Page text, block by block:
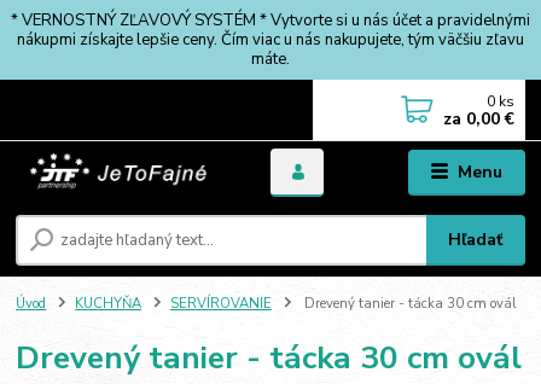
* VERNOSTNÝ ZĽAVOVÝ SYSTÉM * Vytvorte si u nás účet a pravidelnými
nákupmi získajte lepšie ceny. Čím viac u nás nakupujete, tým väčšiu zľavu
máte.
Menu
Hľadať
0 ks
za 0,00 €
Úvod KUCHYŇA SERVÍROVANIE Drevený tanier - tácka 30 cm ovál
Drevený tanier - tácka 30 cm ovál